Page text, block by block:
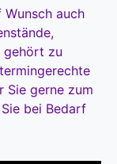
Wunsch auch
gehört zu
Sie gerne zum
bei Bedarf